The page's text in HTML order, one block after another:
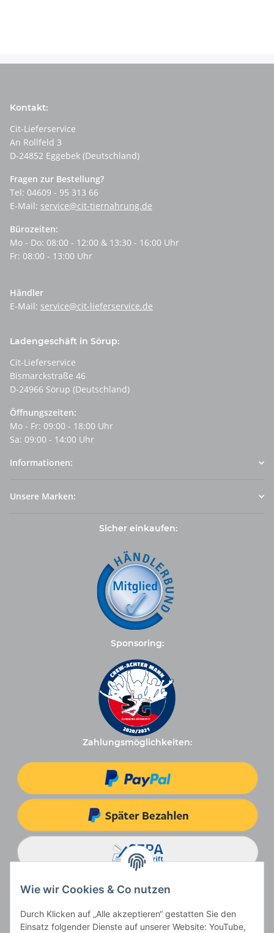
Kontakt:
Cit-Lieferservice
An Rollfeld 3
D-24852 Eggebek (Deutschland)
Fragen zur Bestellung?
Tel: 04609 - 95 313 66
E-Mail: service@cit-tiernahrung.de
Bürozeiten:
Mo - Do: 08:00 - 12:00 & 13:30 - 16:00 Uhr
Fr: 08:00 - 13:00 Uhr
Händler
E-Mail: service@cit-lieferservice.de
Ladengeschäft in Sörup:
Cit-Lieferservice
Bismarckstraße 46
D-24966 Sörup (Deutschland)
Öffnungszeiten:
Mo - Fr: 09:00 - 18:00 Uhr
Sa: 09:00 - 14:00 Uhr
Informationen:
Unsere Marken:
Sicher einkaufen:
Sponsoring:
Zahlungsmöglichkeiten:
Wie wir Cookies & Co nutzen
Durch Klicken auf „Alle akzeptieren“ gestatten Sie den
Einsatz folgender Dienste auf unserer Website: YouTube,